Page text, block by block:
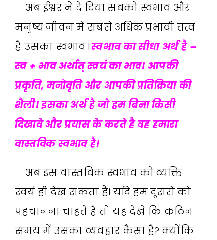
अब ईश्वर ने दे दिया सबको स्वभाव और
मनुष्य जीवन में सबसे अधिक प्रभावी तत्व
है उसका स्वभाव।स्वभाव का सीधा अर्थ है –
स्व + भाव अर्थात्‌‍ स्वयं का भाव। आपकी
प्रकृति, मनोवृति और आपकी प्रतिक्रिया की
शैली। इसका अर्थ है जो हम बिना किसी
दिखावे और प्रयास के करते है वह हमारा
वास्तविक स्वभाव है।
अब इस वास्तविक स्वभाव को व्यक्ति
स्वयं ही देख सकता है। यदि हम दूसरों को
पहचानना चाहते है तो यह देखें कि कठिन
समय में उसका व्यवहार कैसा है? क्योंकि